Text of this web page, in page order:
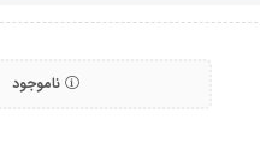
ناموجود